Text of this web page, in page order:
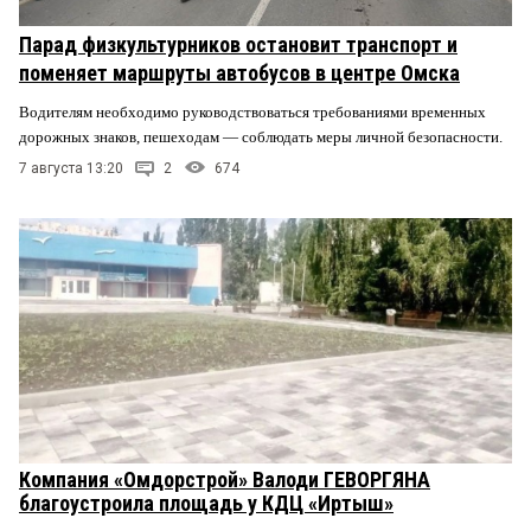
Парад физкультурников остановит транспорт и
поменяет маршруты автобусов в центре Омска
Водителям необходимо руководствоваться требованиями временных
дорожных знаков, пешеходам — соблюдать меры личной безопасности.
7 августа 13:20 2 674
Компания «Омдорстрой» Валоди ГЕВОРГЯНА
благоустроила площадь у КДЦ «Иртыш»